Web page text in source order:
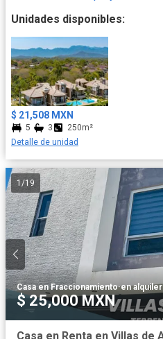
Unidades disponibles:
$ 21,508 MXN
5 3
250m²
Detalle de unidad
1 /19
Casa en Fraccionamiento·en alquiler
$ 25,000 MXN